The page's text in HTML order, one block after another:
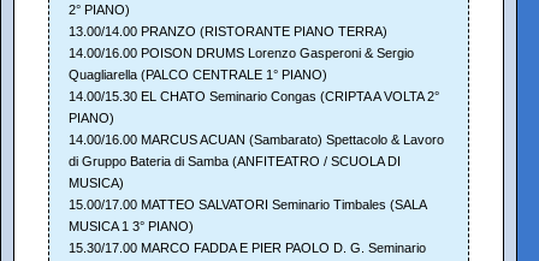
2° PIANO)
13.00/14.00 PRANZO (RISTORANTE PIANO TERRA)
14.00/16.00 POISON DRUMS Lorenzo Gasperoni & Sergio
Quagliarella (PALCO CENTRALE 1° PIANO)
14.00/15.30 EL CHATO Seminario Congas (CRIPTA A VOLTA 2°
PIANO)
14.00/16.00 MARCUS ACUAN (Sambarato) Spettacolo & Lavoro
di Gruppo Bateria di Samba (ANFITEATRO / SCUOLA DI
MUSICA)
15.00/17.00 MATTEO SALVATORI Seminario Timbales (SALA
MUSICA 1 3° PIANO)
15.30/17.00 MARCO FADDA E PIER PAOLO D. G. Seminario